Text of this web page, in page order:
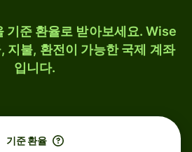
기준 환율로 받아보세요. Wise
지불, 환전이 가능한 국제 계좌
입니다.
기준 환율